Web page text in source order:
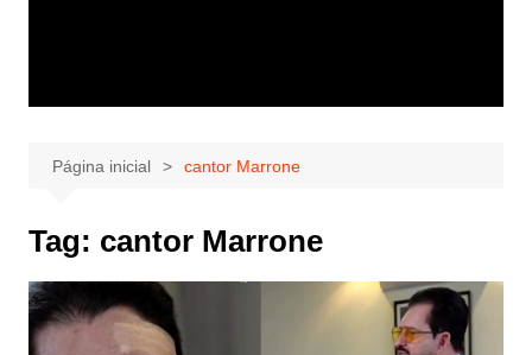
Página inicial cantor Marrone
Tag: cantor Marrone